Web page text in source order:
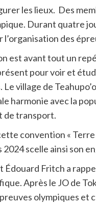
les lieux. Des
Durant quatre
l’organisation des
est avant tout un
pour voir et
village de
harmonie avec la
de transport.
convention «
2024 scelle ainsi son
Édouard Fritch a
Après le JO de
olympiques et